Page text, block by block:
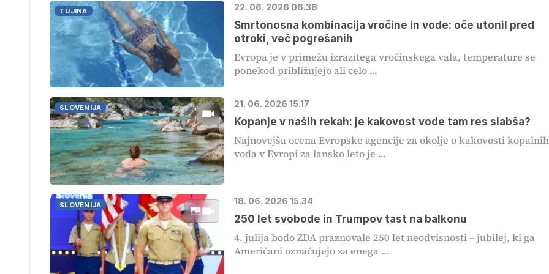
TUJINA 22. 06. 2026 06.38
Smrtonosna kombinacija vročine in vode: oče utonil pred
otroki, več pogrešanih
Evropa je v primežu izrazitega vročinskega vala, temperature se
ponekod približujejo ali celo ...
SLOVENIJA 21. 06. 2026 15.17
Kopanje v naših rekah: je kakovost vode tam res slabša?
Najnovejša ocena Evropske agencije za okolje o kakovosti kopalnih
voda v Evropi za lansko leto je ...
SLOVENIJA 18. 06. 2026 15.34
250 let svobode in Trumpov tast na balkonu
4. julija bodo ZDA praznovale 250 let neodvisnosti – jubilej, ki ga
Američani označujejo za enega ...